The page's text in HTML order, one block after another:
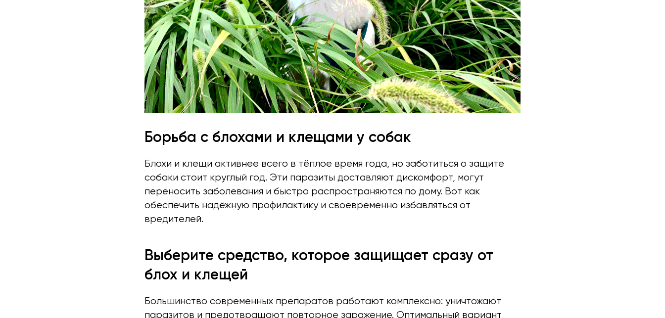
Борьба с блохами и клещами у собак
Блохи и клещи активнее всего в тёплое время года, но заботиться о защите
собаки стоит круглый год. Эти паразиты доставляют дискомфорт, могут
переносить заболевания и быстро распространяются по дому. Вот как
обеспечить надёжную профилактику и своевременно избавляться от
вредителей.
Выберите средство, которое защищает сразу от
блох и клещей
Большинство современных препаратов работают комплексно: уничтожают
паразитов и предотвращают повторное заражение. Оптимальный вариант